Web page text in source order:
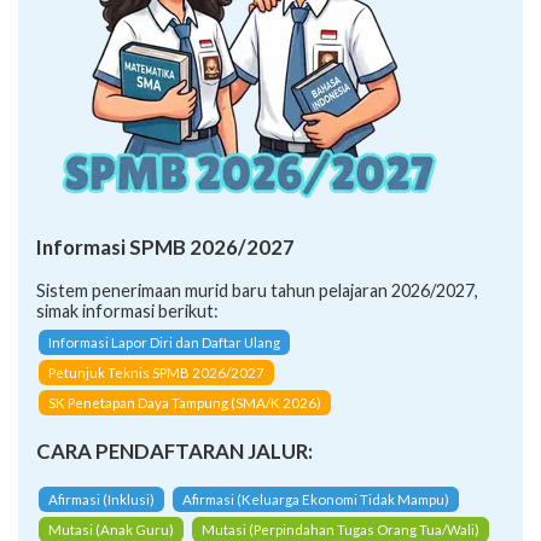
Informasi SPMB 2026/2027
Sistem penerimaan murid baru tahun pelajaran 2026/2027,
simak informasi berikut:
Informasi Lapor Diri dan Daftar Ulang
Petunjuk Teknis SPMB 2026/2027
SK Penetapan Daya Tampung (SMA/K 2026)
CARA PENDAFTARAN JALUR:
Afirmasi (Inklusi)
Afirmasi (Keluarga Ekonomi Tidak Mampu)
Mutasi (Anak Guru)
Mutasi (Perpindahan Tugas Orang Tua/Wali)